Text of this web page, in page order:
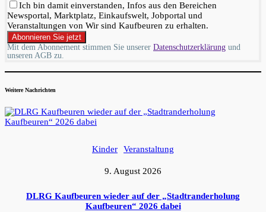
Ich bin damit einverstanden, Infos aus den Bereichen
Newsportal, Marktplatz, Einkaufswelt, Jobportal und
Veranstaltungen von Wir sind Kaufbeuren zu erhalten.
Mit dem Abonnement stimmen Sie unserer Datenschutzerklärung und
unseren AGB zu.
Weitere Nachrichten
Kinder Veranstaltung
9. August 2026
DLRG Kaufbeuren wieder auf der „Stadtranderholung
Kaufbeuren“ 2026 dabei